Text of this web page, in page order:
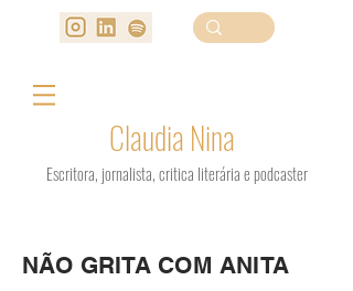
Claudia Nina
Escritora, jornalista, critica literária e podcaster
NÃO GRITA COM ANITA